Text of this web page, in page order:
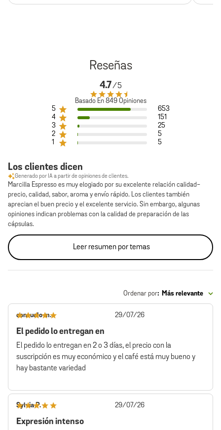
4.7
Basado En 849 Opiniones
5
653
4
151
3
25
2
5
1
5
Los clientes dicen
Generado por IA a partir de opiniones de clientes.
Marcilla Espresso es muy elogiado por su excelente relación calidad-
precio, calidad, sabor, aroma y envío rápido. Los clientes también
aprecian el buen precio y el excelente servicio. Sin embargo, algunas
opiniones indican problemas con la calidad de preparación de las
cápsulas.
Leer resumen por temas
Ordenar por: Más relevante
consuelo m.
El pedido lo entregan en
El pedido lo entregan en 2 o 3 días, el precio con la
suscripción es muy económico y el café está muy bueno y
hay bastante variedad
Fecha
29/07/26
Sylvia P.
Expresión intenso
Fecha
29/07/26